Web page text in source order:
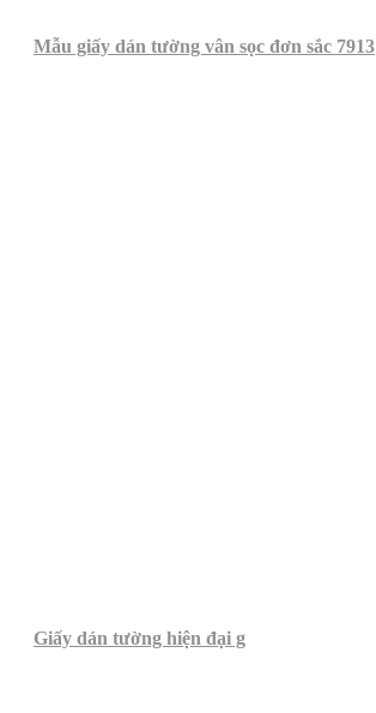
Mẫu giấy dán tường vân sọc đơn sắc 7913
Giấy dán tường hiện đại g